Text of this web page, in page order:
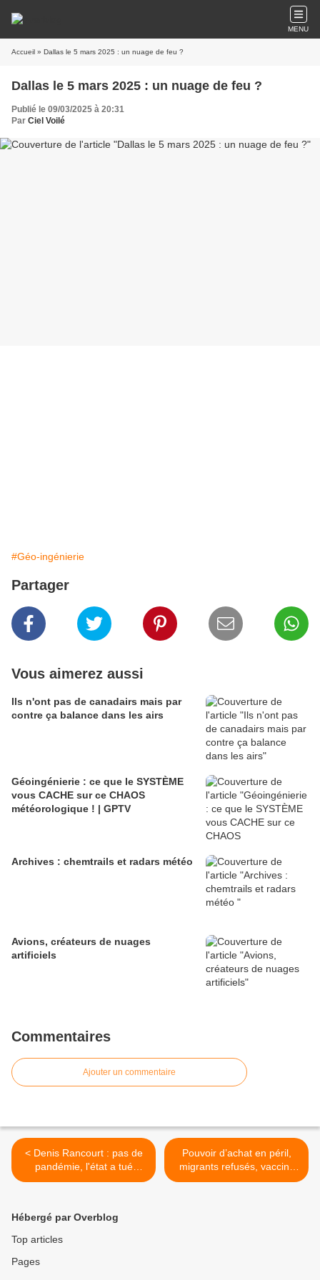
MENU
Accueil » Dallas le 5 mars 2025 : un nuage de feu ?
Dallas le 5 mars 2025 : un nuage de feu ?
Publié le 09/03/2025 à 20:31
Par Ciel Voilé
#Géo-ingénierie
Partager
Vous aimerez aussi
Ils n'ont pas de canadairs mais par
contre ça balance dans les airs
Géoingénierie : ce que le SYSTÈME
vous CACHE sur ce CHAOS
météorologique ! | GPTV
Archives : chemtrails et radars météo
Avions, créateurs de nuages
artificiels
Commentaires
Ajouter un commentaire
< Denis Rancourt : pas de
pandémie, l'état a tué
grand-mère
Pouvoir d’achat en péril,
migrants refusés, vaccins
contestés : La France dit
Hébergé par Overblog
Top articles
Pages